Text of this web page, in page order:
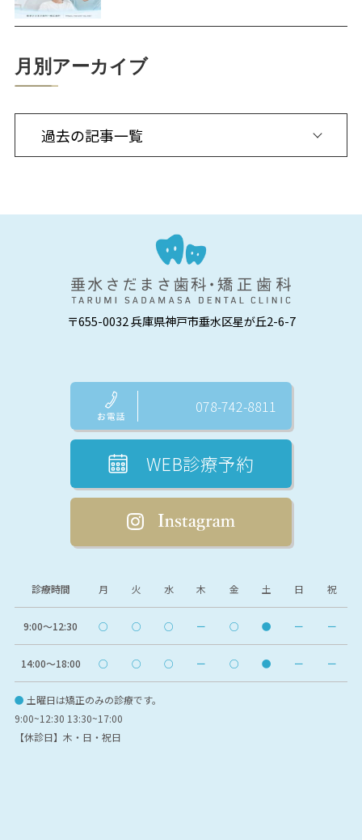
月別アーカイブ
〒655-0032 兵庫県神戸市垂水区星が丘2-6-7
078-742-8811
WEB診療予約
診療時間 月 火 水 木 金 土 日 祝
9:00〜12:30 ○ ○ ○ ー ○ ● ー ー
14:00〜18:00 ○ ○ ○ ー ○ ● ー ー
● 土曜日は矯正のみの診療です。
9:00~12:30 13:30~17:00
【休診日】木・日・祝日